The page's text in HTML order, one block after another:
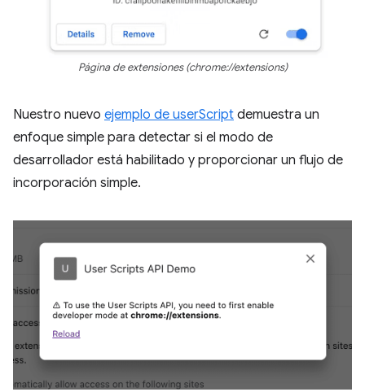
Página de extensiones (chrome://extensions)
Nuestro nuevo ejemplo de userScript demuestra un
enfoque simple para detectar si el modo de
desarrollador está habilitado y proporcionar un flujo de
incorporación simple.